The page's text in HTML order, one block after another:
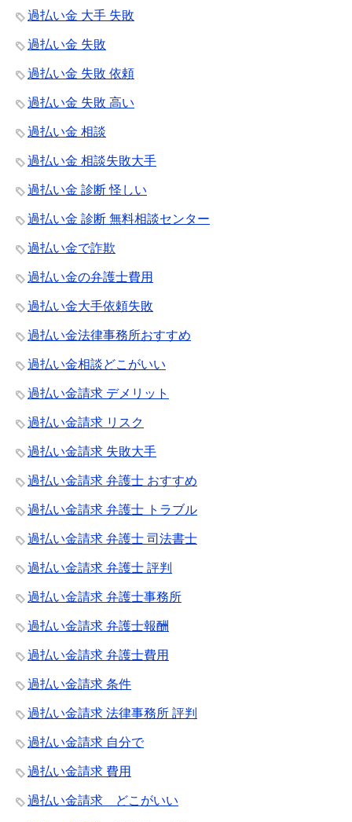
過払い金 大手 失敗
過払い金 失敗
過払い金 失敗 依頼
過払い金 失敗 高い
過払い金 相談
過払い金 相談失敗大手
過払い金 診断 怪しい
過払い金 診断 無料相談センター
過払い金で詐欺
過払い金の弁護士費用
過払い金大手依頼失敗
過払い金法律事務所おすすめ
過払い金相談どこがいい
過払い金請求 デメリット
過払い金請求 リスク
過払い金請求 失敗大手
過払い金請求 弁護士 おすすめ
過払い金請求 弁護士 トラブル
過払い金請求 弁護士 司法書士
過払い金請求 弁護士 評判
過払い金請求 弁護士事務所
過払い金請求 弁護士報酬
過払い金請求 弁護士費用
過払い金請求 条件
過払い金請求 法律事務所 評判
過払い金請求 自分で
過払い金請求 費用
過払い金請求 どこがいい